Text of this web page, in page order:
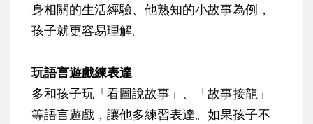
身相關的生活經驗、他熟知的小故事為例，
孩子就更容易理解。
玩語言遊戲練表達
多和孩子玩「看圖說故事」、「故事接龍」
等語言遊戲，讓他多練習表達。如果孩子不